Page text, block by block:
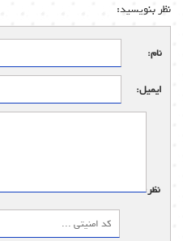
نظر بنویسید:
نام:
ایمیل:
نظر: